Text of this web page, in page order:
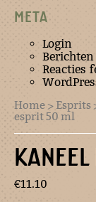
META
Login
Berichten
Reacties
Home > Esprits
esprit 50 ml
€11.10